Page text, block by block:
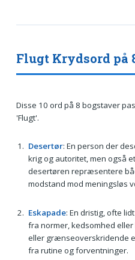
Flugt Krydsord på
Disse 10 ord på 8 bogstaver
'Flugt'.
Desertør: En person der
krig og autoritet, men også
desertøren repræsentere
modstand mod meningsløs
Eskapade: En dristig, ofte
fra normer, kedsomhed
eller grænseoverskridende
fra rutine og forventninger.